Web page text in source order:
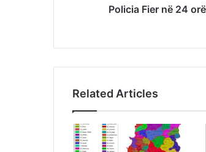
Policia Fier në 24
Related Articles